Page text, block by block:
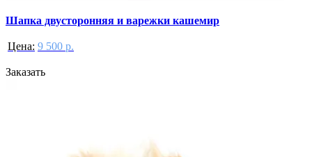
Шапка двусторонняя и варежки кашемир
Цена: 9 500 р.
Заказать